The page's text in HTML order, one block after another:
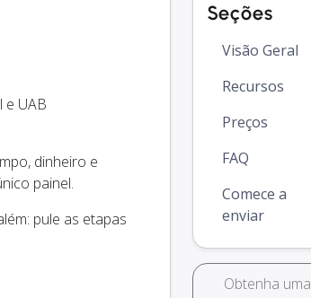
e UAB
dinheiro e
painel.
pule as etapas
Seções
Visão Geral
Recursos
Preços
FAQ
Comece a
enviar
Obtenha uma